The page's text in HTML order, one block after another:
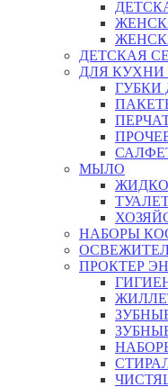
ДЕТСКАЯ
ДЛЯ КУХНИ
ГУБКИ
МЫЛО
НАБОРЫ
ПРОКТЕР